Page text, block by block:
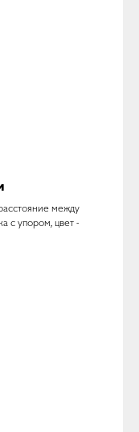
между
с упором, цвет -